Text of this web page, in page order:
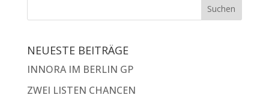
NEUESTE BEITRÄGE
INNORA IM BERLIN GP
ZWEI LISTEN CHANCEN